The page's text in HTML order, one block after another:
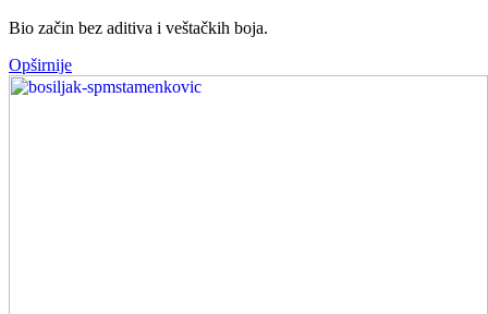
Bio začin bez aditiva i veštačkih boja.
Opširnije